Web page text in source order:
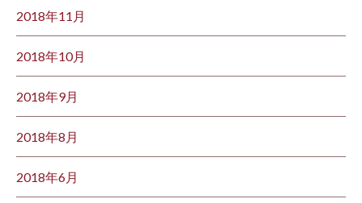
2018年11月
2018年10月
2018年9月
2018年8月
2018年6月